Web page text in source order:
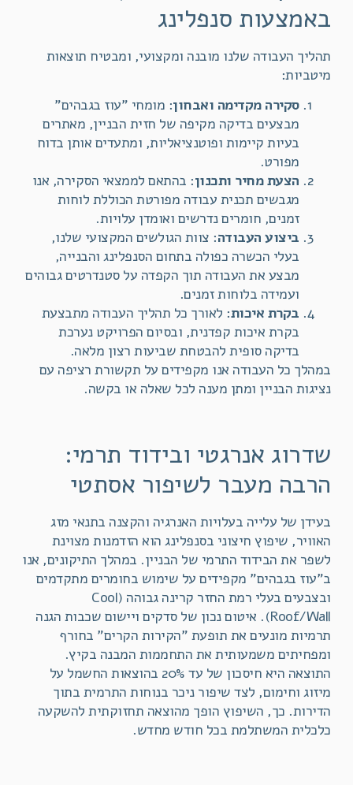
באמצעות סנפלינג
תהליך העבודה שלנו מובנה ומקצועי, ומבטיח תוצאות
מיטביות:
סקירה מקדימה ואבחון: מומחי "עוז בגבהים"
מבצעים בדיקה מקיפה של חזית הבניין, מאתרים
בעיות קיימות ופוטנציאליות, ומתעדים אותן בדוח
מפורט.
הצעת מחיר ותכנון: בהתאם לממצאי הסקירה, אנו
מגבשים תכנית עבודה מפורטת הכוללת לוחות
זמנים, חומרים נדרשים ואומדן עלויות.
ביצוע העבודה: צוות הגולשים המקצועי שלנו,
בעלי הכשרה כפולה בתחום הסנפלינג והבנייה,
מבצע את העבודה תוך הקפדה על סטנדרטים גבוהים
ועמידה בלוחות זמנים.
בקרת איכות: לאורך כל תהליך העבודה מתבצעת
בקרת איכות קפדנית, ובסיום הפרויקט נערכת
בדיקה סופית להבטחת שביעות רצון מלאה.
במהלך כל העבודה אנו מקפידים על תקשורת רציפה עם
נציגות הבניין ומתן מענה לכל שאלה או בקשה.
שדרוג אנרגטי ובידוד תרמי:
הרבה מעבר לשיפור אסתטי
בעידן של עלייה בעלויות האנרגיה והקצנה בתנאי מזג
האוויר, שיפוץ חיצוני בסנפלינג הוא הזדמנות מצוינת
לשפר את הבידוד התרמי של הבניין. במהלך התיקונים, אנו
ב"עוז בגבהים" מקפידים על שימוש בחומרים מתקדמים
ובצבעים בעלי רמת החזר קרינה גבוהה (Cool
Roof/Wall). איטום נכון של סדקים ויישום שכבות הגנה
תרמיות מונעים את תופעת "הקירות הקרים" בחורף
ומפחיתים משמעותית את התחממות המבנה בקיץ.
התוצאה היא חיסכון של עד 20% בהוצאות החשמל על
מיזוג וחימום, לצד שיפור ניכר בנוחות התרמית בתוך
הדירות. כך, השיפוץ הופך מהוצאה תחזוקתית להשקעה
כלכלית המשתלמת בכל חודש מחדש.